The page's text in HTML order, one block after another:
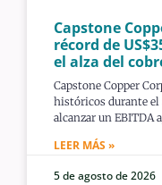
Capstone
récord de
el alza del
Capstone Copper
históricos durante el
alcanzar un EBITDA
LEER MÁS »
5 de agosto de 2026